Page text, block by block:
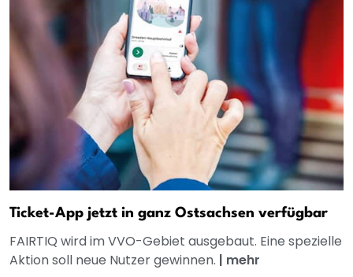
Ticket-App jetzt in ganz Ostsachsen verfügbar
FAIRTIQ wird im VVO-Gebiet ausgebaut. Eine spezielle
Aktion soll neue Nutzer gewinnen. | mehr